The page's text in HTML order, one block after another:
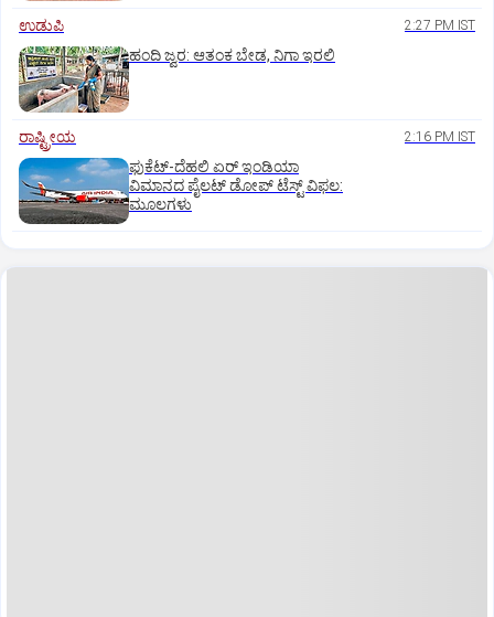
ಉಡುಪಿ 2:27 PM IST
ಹಂದಿ ಜ್ವರ: ಆತಂಕ ಬೇಡ, ನಿಗಾ ಇರಲಿ
ರಾಷ್ಟ್ರೀಯ 2:16 PM IST
ಫುಕೆಟ್‌-ದೆಹಲಿ ಏರ್‌ ಇಂಡಿಯಾ
ವಿಮಾನದ ಪೈಲಟ್‌ ಡೋಪ್‌ ಟೆಸ್ಟ್‌ ವಿಫಲ:
ಮೂಲಗಳು